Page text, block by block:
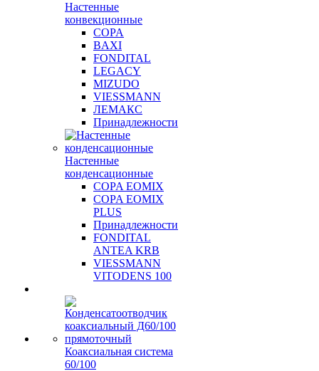
Настенные
конвекционные
COPA
BAXI
FONDITAL
LEGACY
MIZUDO
VIESSMANN
ЛЕМАКС
Принадлежности
Настенные
конденсационные
COPA EOMIX
COPA EOMIX
PLUS
Принадлежности
FONDITAL
ANTEA KRB
VIESSMANN
VITODENS 100
Коаксиальная система
60/100